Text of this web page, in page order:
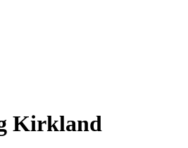
Kirkland